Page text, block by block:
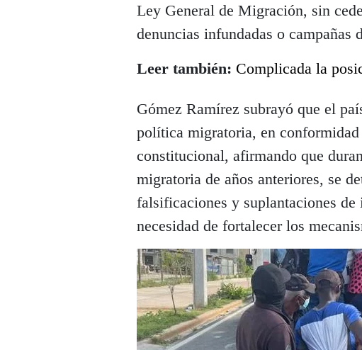
Ley General de Migración, sin
denuncias infundadas o campañas
Leer también: Complicada la
Gómez Ramírez subrayó que el
política migratoria, en
constitucional, afirmando que
migratoria de años anteriores, se
falsificaciones y suplantaciones
necesidad de fortalecer los